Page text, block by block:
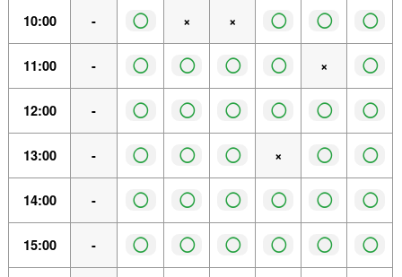
10:00 - ◯ × × ◯ ◯ ◯
11:00 - ◯ ◯ ◯ ◯ × ◯
12:00 - ◯ ◯ ◯ ◯ ◯ ◯
13:00 - ◯ ◯ ◯ × ◯ ◯
14:00 - ◯ ◯ ◯ ◯ ◯ ◯
15:00 - ◯ ◯ ◯ ◯ ◯ ◯